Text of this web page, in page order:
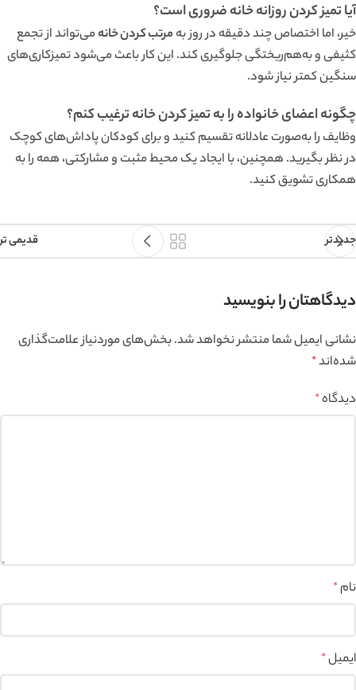
آیا تمیز کردن روزانه خانه ضروری است؟
خیر، اما اختصاص چند دقیقه در روز به مرتب کردن خانه می‌تواند از تجمع
کثیفی و به‌هم‌ریختگی جلوگیری کند. این کار باعث می‌شود تمیزکاری‌های
سنگین کمتر نیاز شود.
چگونه اعضای خانواده را به تمیز کردن خانه ترغیب کنم؟
وظایف را به‌صورت عادلانه تقسیم کنید و برای کودکان پاداش‌های کوچک
در نظر بگیرید. همچنین، با ایجاد یک محیط مثبت و مشارکتی، همه را به
همکاری تشویق کنید.
جدیدتر قدیمی تر
دیدگاهتان را بنویسید
نشانی ایمیل شما منتشر نخواهد شد.بخش‌های موردنیاز علامت‌گذاری
شده‌اند*
دیدگاه*
نام*
ایمیل*